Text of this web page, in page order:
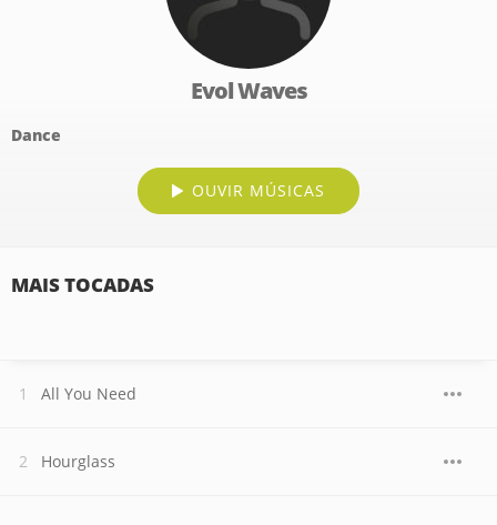
Evol Waves
Dance
OUVIR MÚSICAS
MAIS TOCADAS
All You Need
Hourglass